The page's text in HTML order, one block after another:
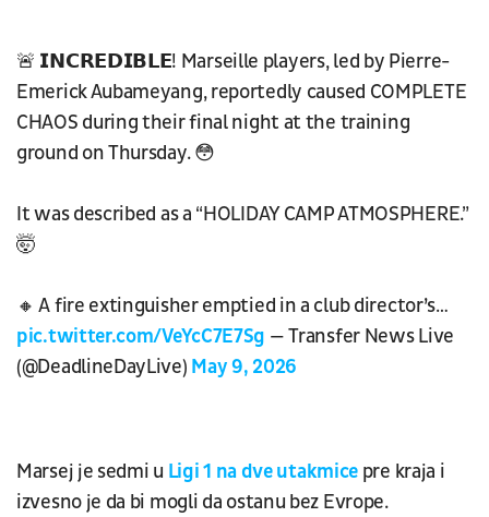
🚨 𝗜𝗡𝗖𝗥𝗘𝗗𝗜𝗕𝗟𝗘! Marseille players, led by Pierre-
Emerick Aubameyang, reportedly caused COMPLETE
CHAOS during their final night at the training
ground on Thursday. 😳
It was described as a “HOLIDAY CAMP ATMOSPHERE.”
🤯
🔸 A fire extinguisher emptied in a club director’s…
pic.twitter.com/VeYcC7E7Sg — Transfer News Live
(@DeadlineDayLive) May 9, 2026
Marsej je sedmi u Ligi 1 na dve utakmice pre kraja i
izvesno je da bi mogli da ostanu bez Evrope.